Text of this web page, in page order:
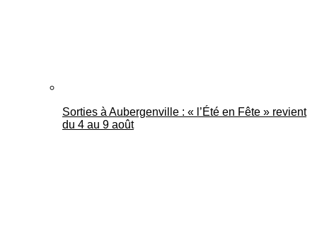
Sorties à Aubergenville : « l’Été en Fête » revient
du 4 au 9 août